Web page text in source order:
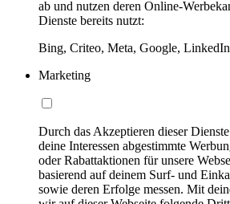
ab und nutzen deren Online-
Dienste bereits nutzt:
Bing, Criteo, Meta, Google,
Marketing
Durch das Akzeptieren dieser
deine Interessen abgestimmte
oder Rabattaktionen für unsere
basierend auf deinem Surf- und
sowie deren Erfolge messen. Mit